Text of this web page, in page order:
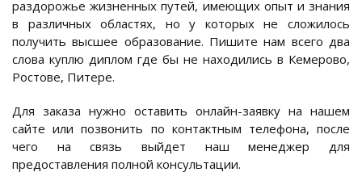
раздорожье жизненных путей, имеющих опыт и знания
в различных областях, но у которых не сложилось
получить высшее образование. Пишите нам всего два
слова куплю диплом где бы не находились в Кемерово,
Ростове, Питере.
Для заказа нужно оставить онлайн-заявку на нашем
сайте или позвонить по контактным телефона, после
чего на связь выйдет наш менеджер для
предоставления полной консультации.